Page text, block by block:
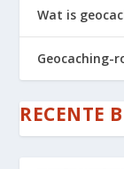
Wat is
Geocaching-
RECENTE